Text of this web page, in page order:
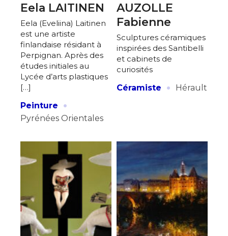
Eela LAITINEN
Eela (Eveliina) Laitinen
est une artiste
finlandaise résidant à
Perpignan. Après des
études initiales au
Lycée d’arts plastiques
[…]
Peinture
·
Pyrénées Orientales
AUZOLLE
Fabienne
Sculptures céramiques
inspirées des Santibelli
et cabinets de
curiosités
Céramiste
· Hérault